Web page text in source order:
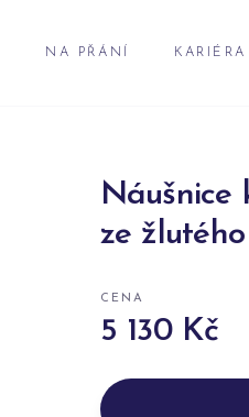
NA PŘÁNÍ KARIÉRA
Náušnice
ze
CENA
5 130 Kč